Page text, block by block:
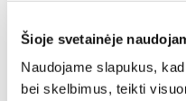
Šioje svetainėje
Naudojame slapukus,
bei skelbimus, teikti
prekės
N